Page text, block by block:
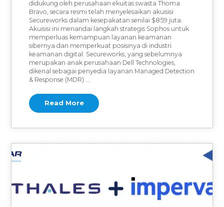
didukung oleh perusahaan ekuitas swasta Thoma
Bravo, secara resmi telah menyelesaikan akuisisi
Secureworks dalam kesepakatan senilai $859 juta.
Akuisisi ini menandai langkah strategis Sophos untuk
memperluas kemampuan layanan keamanan
sibernya dan memperkuat posisinya di industri
keamanan digital. Secureworks, yang sebelumnya
merupakan anak perusahaan Dell Technologies,
dikenal sebagai penyedia layanan Managed Detection
& Response (MDR) …
Read More